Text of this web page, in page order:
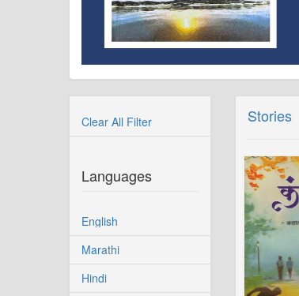
Clear All Filter
Languages
English
Marathi
Hindi
Stories